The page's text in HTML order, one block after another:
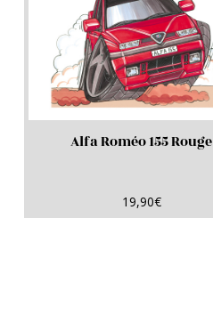
Alfa Roméo 155 Rouge
19,90€